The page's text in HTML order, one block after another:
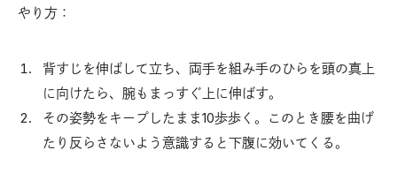
やり方：
背すじを伸ばして立ち、両手を組み手のひらを頭の真上
に向けたら、腕もまっすぐ上に伸ばす。
その姿勢をキープしたまま10歩歩く。このとき腰を曲げ
たり反らさないよう意識すると下腹に効いてくる。